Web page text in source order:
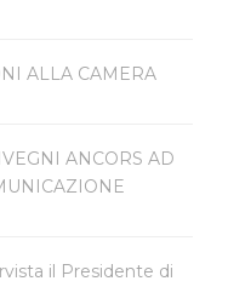
ALLA CAMERA
ANCORS AD
il Presidente di